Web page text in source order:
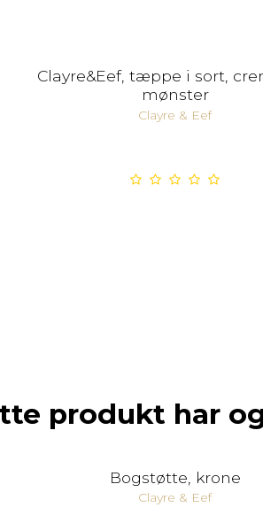
Clayre&Eef, tæppe i sort,
mønster
Clayre & Eef
produkt har
Bogstøtte, krone
Clayre & Eef